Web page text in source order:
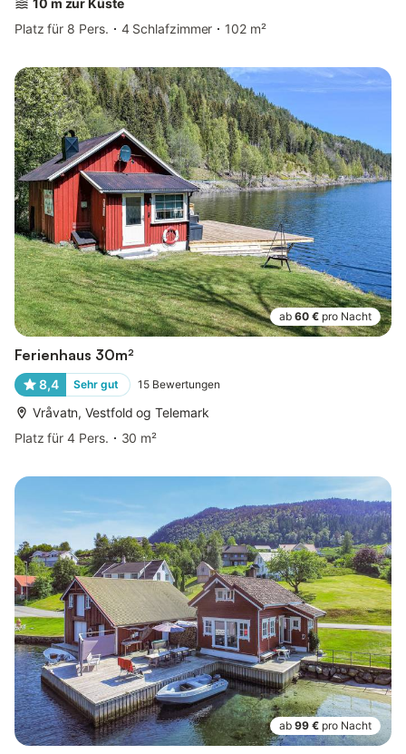
10 m zur Küste
Platz für 8 Pers.
4 Schlafzimmer 102 m²
ab 60 € pro Nacht
Ferienhaus 30m²
8,4 Sehr gut 15 Bewertungen
Vråvatn, Vestfold og Telemark
Platz für 4 Pers.
30 m²
ab 99 € pro Nacht